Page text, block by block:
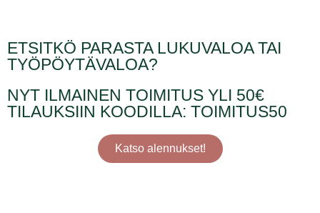
ETSITKÖ PARASTA LUKUVALOA TAI
TYÖPÖYTÄVALOA?
NYT ILMAINEN TOIMITUS YLI 50€
TILAUKSIIN KOODILLA: TOIMITUS50
Katso alennukset!